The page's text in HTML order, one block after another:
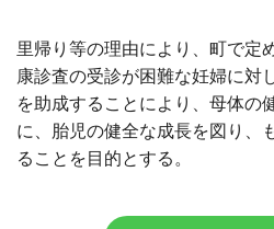
里帰り等の理由により、町で定
康診査の受診が困難な妊婦に対
を助成することにより、母体の
に、胎児の健全な成長を図り、
ることを目的とする。